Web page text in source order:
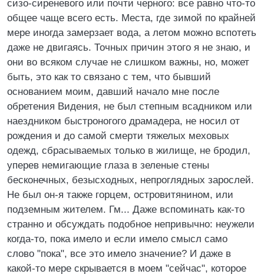
сизо-сиреневого или почти черного: все равно что-то
общее чаще всего есть. Места, где зимой по крайней
мере иногда замерзает вода, а летом можно вспотеть
даже не двигаясь. Точных причин этого я не знаю, и
они во всяком случае не слишком важны, но, может
быть, это как то связано с тем, что бывший
основанием моим, давший начало мне после
обретения Видения, не был степным всадником или
наездником быстроногого драмадера, не носил от
рождения и до самой смерти тяжелых меховых
одежд, сбрасываемых только в жилище, не бродил,
уперев немигающие глаза в зеленые стены
бесконечных, безысходных, непроглядных зарослей.
Не был он-я также горцем, островитянином, или
подземным жителем. Гм... Даже вспоминать как-то
странно и обсуждать подобное непривычно: неужели
когда-то, пока имело и если имело смысл само
слово "пока", все это имело значение? И даже в
какой-то мере скрывается в моем "сейчас", которое